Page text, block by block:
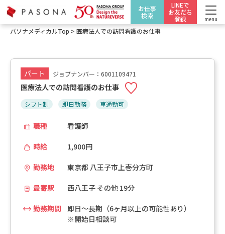
お仕事
検索
LINEで
お友だち
登録
menu
パソナメディカルTop > 医療法人での訪問看護のお仕事
パート ジョブナンバー：6001109471
医療法人での訪問看護のお仕事
シフト制 即日勤務 車通勤可
職種 看護師
時給 1,900円
勤務地 東京都 八王子市上壱分方町
最寄駅 西八王子 その他 19分
勤務期間
即日～長期（6ヶ月以上の可能性あり）
※開始日相談可